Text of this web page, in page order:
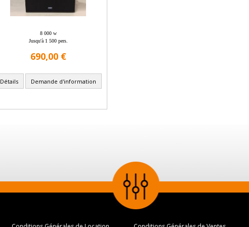
8 000 w
Jusqu'à 1 500 pers.
690,00 €
Détails Demande d'information